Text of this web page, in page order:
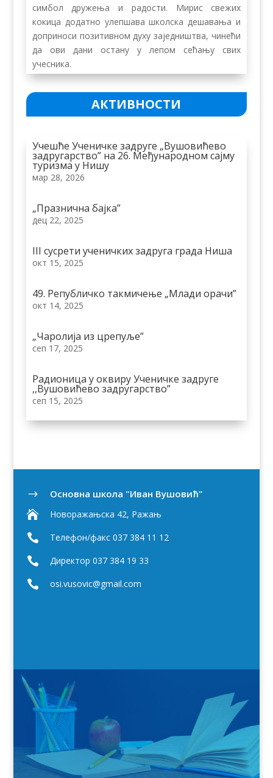
симбол дружења и радости. Мирис свежих
кокица додатно улепшава школска дешавања и
доприноси позитивном духу заједништва, чинећи
да ови дани остану у лепом сећању свих
учесника.
АКТИВНОСТИ
Учешће Ученичке задруге „Вушовићево
задругарство” на 26. Међународном сајму
туризма у Нишу
мар 28, 2026
„Празнична бајка”
дец 22, 2025
III сусрети ученичких задруга града Ниша
окт 15, 2025
49. Републичко такмичење „Млади орачи”
окт 14, 2025
„Чаролија из црепуље”
сеп 17, 2025
Радионица у оквиру Ученичке задруге
,,Вушовићево задругарство”
сеп 15, 2025
$
Oсновна школа "Иван Вушовић"

Новоражањска 42, Ражањ
 Телефон/факс 037 384 11 12
 Директор 037 384 19 33
 osi.vusovic@gmail.com